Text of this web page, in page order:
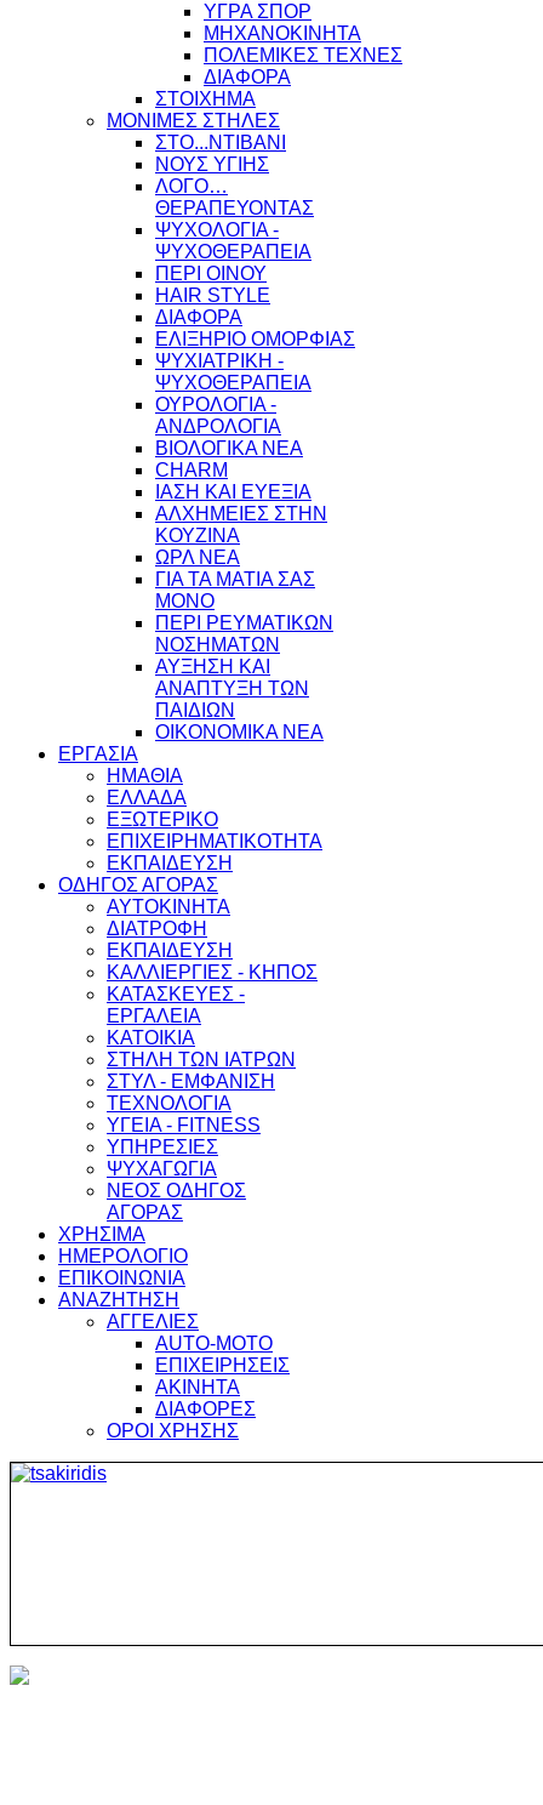
ΥΓΡΑ ΣΠΟΡ
ΜΗΧΑΝΟΚΙΝΗΤΑ
ΠΟΛΕΜΙΚΕΣ ΤΕΧΝΕΣ
ΔΙΑΦΟΡΑ
ΣΤΟΙΧΗΜΑ
ΜΟΝΙΜΕΣ ΣΤΗΛΕΣ
ΣΤΟ...ΝΤΙΒΑΝΙ
ΝΟΥΣ ΥΓΙΗΣ
ΛΟΓΟ…
ΘΕΡΑΠΕΥΟΝΤΑΣ
ΨΥΧΟΛΟΓΙΑ -
ΨΥΧΟΘΕΡΑΠΕΙΑ
ΠΕΡΙ ΟΙΝΟΥ
HAIR STYLE
ΔΙΑΦΟΡΑ
ΕΛΙΞΗΡΙΟ ΟΜΟΡΦΙΑΣ
ΨΥΧΙΑΤΡΙΚΗ -
ΨΥΧΟΘΕΡΑΠΕΙΑ
ΟΥΡΟΛΟΓΙΑ -
ΑΝΔΡΟΛΟΓΙΑ
ΒΙΟΛΟΓΙΚΑ ΝΕΑ
CHARM
ΙΑΣΗ ΚΑΙ ΕΥΕΞΙΑ
ΑΛΧΗΜΕΙΕΣ ΣΤΗΝ
ΚΟΥΖΙΝΑ
ΩΡΛ ΝEA
ΓΙΑ ΤΑ ΜΑΤΙΑ ΣΑΣ
ΜΟΝΟ
ΠΕΡΙ ΡΕΥΜΑΤΙΚΩΝ
ΝΟΣΗΜΑΤΩΝ
ΑΥΞΗΣΗ ΚΑΙ
ΑΝΑΠΤΥΞΗ ΤΩΝ
ΠΑΙΔΙΩΝ
ΟΙΚΟΝΟΜΙΚΑ ΝΕΑ
ΕΡΓΑΣΙΑ
ΗΜΑΘΙΑ
ΕΛΛΑΔΑ
ΕΞΩΤΕΡΙΚΟ
ΕΠΙΧΕΙΡΗΜΑΤΙΚΟΤΗΤΑ
ΕΚΠΑΙΔΕΥΣΗ
ΟΔΗΓΟΣ ΑΓΟΡΑΣ
ΑΥΤΟΚΙΝΗΤΑ
ΔΙΑΤΡΟΦΗ
ΕΚΠΑΙΔΕΥΣΗ
ΚΑΛΛΙΕΡΓΙΕΣ - ΚΗΠΟΣ
ΚΑΤΑΣΚΕΥΕΣ -
ΕΡΓΑΛΕΙΑ
ΚΑΤΟΙΚΙΑ
ΣΤΗΛΗ ΤΩΝ ΙΑΤΡΩΝ
ΣΤΥΛ - ΕΜΦΑΝΙΣΗ
ΤΕΧΝΟΛΟΓΙΑ
ΥΓΕΙΑ - FITNESS
ΥΠΗΡΕΣΙΕΣ
ΨΥΧΑΓΩΓΙΑ
ΝΕΟΣ ΟΔΗΓΟΣ
ΑΓΟΡΑΣ
ΧΡΗΣΙΜΑ
ΗΜΕΡΟΛΟΓΙΟ
ΕΠΙΚΟΙΝΩΝΙΑ
ΑΝΑΖΗΤΗΣΗ
ΑΓΓΕΛΙΕΣ
AUTO-MOTO
ΕΠΙΧΕΙΡΗΣΕΙΣ
ΑΚΙΝΗΤΑ
ΔΙΑΦΟΡΕΣ
ΟΡΟΙ ΧΡΗΣΗΣ